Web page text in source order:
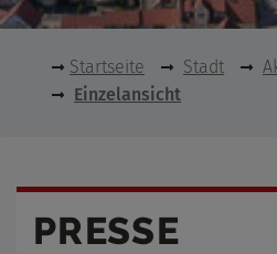
Startseite Stadt
Einzelansicht
PRESSE